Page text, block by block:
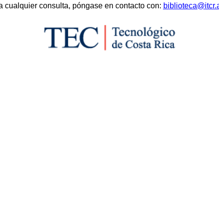
cualquier consulta, póngase en contacto con: